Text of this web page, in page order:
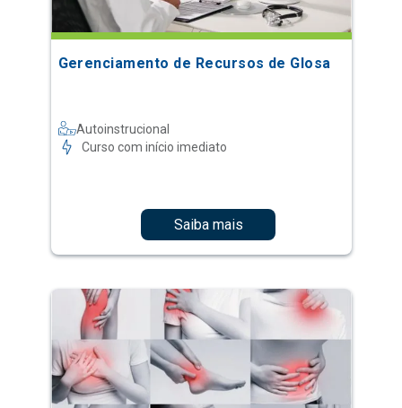
Gerenciamento de Recursos de Glosa
Autoinstrucional
Curso com início imediato
Saiba mais